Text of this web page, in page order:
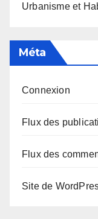
Urbanisme et
Méta
Connexion
Flux des
Flux des
Site de